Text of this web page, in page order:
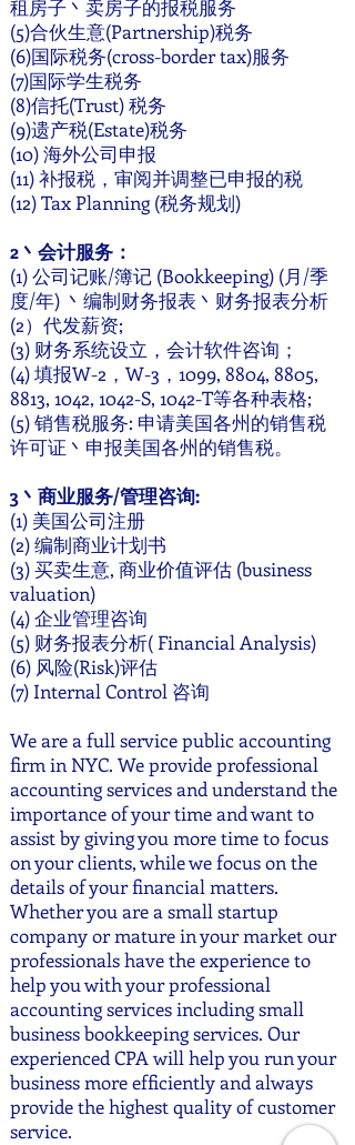
租房子丶卖房子的报税服务
(5)合伙生意(Partnership)税务
(6)国际税务(cross-border tax)服务
(7)国际学生税务
(8)信托(Trust) 税务
(9)遗产税(Estate)税务
(10) 海外公司申报
(11) 补报税，审阅并调整已申报的税
(12) Tax Planning (税务规划)
2丶会计服务：
(1) 公司记账/簿记 (Bookkeeping) (月/季
度/年) 丶编制财务报表丶财务报表分析
(2）代发薪资;
(3) 财务系统设立，会计软件咨询；
(4) 填报W-2，W-3，1099, 8804, 8805,
8813, 1042, 1042-S, 1042-T等各种表格;
(5) 销售税服务: 申请美国各州的销售税
许可证丶申报美国各州的销售税。
3丶商业服务/管理咨询:
(1) 美国公司注册
(2) 编制商业计划书
(3) 买卖生意, 商业价值评估 (business
valuation)
(4) 企业管理咨询
(5) 财务报表分析( Financial Analysis)
(6) 风险(Risk)评估
(7) Internal Control 咨询
We are a full service public accounting
firm in NYC. We provide professional
accounting services and understand the
importance of your time and want to
assist by giving you more time to focus
on your clients, while we focus on the
details of your financial matters.
Whether you are a small startup
company or mature in your market our
professionals have the experience to
help you with your professional
accounting services includingsmall
business bookkeeping services. Our
experienced CPA will help you run your
business more efficiently and always
provide the highest quality of customer
service.